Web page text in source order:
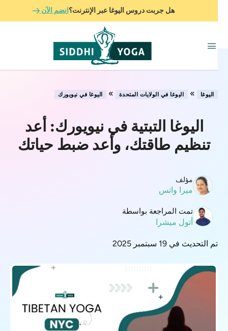
هل جربت دروس اليوغا عبر الإنترنت؟انضم الآن
اليوغا » اليوغا في الولايات المتحدة » اليوغا في نيويورك
اليوغا التبتية في نيويورك: أعد
تنظيم طاقتك، وأعد ضبط حياتك
مؤلف
ميرا واتس
تمت المراجعة بواسطة
أتول ميشرا
تم التحديث في 19 سبتمبر 2025